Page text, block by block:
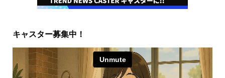
キャスター募集中！